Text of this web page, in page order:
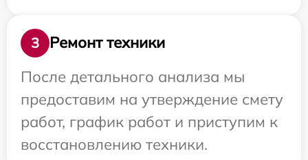
3
Ремонт техники
После детального анализа мы
предоставим на утверждение смету
работ, график работ и приступим к
восстановлению техники.